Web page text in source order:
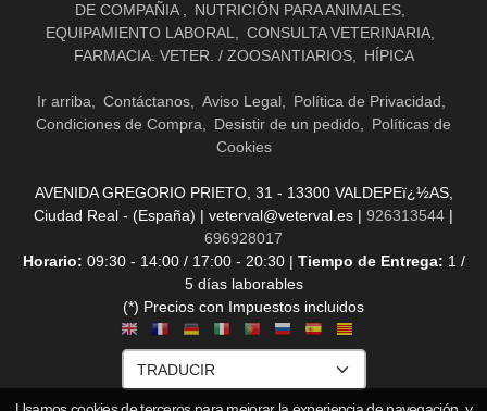
DE COMPAÑIA
NUTRICIÓN PARA ANIMALES
EQUIPAMIENTO LABORAL
CONSULTA VETERINARIA
FARMACIA. VETER. / ZOOSANTIARIOS
HÍPICA
Ir arriba Contáctanos Aviso Legal
Política de Privacidad
Condiciones de Compra
Desistir de un pedido
Políticas de
Cookies
AVENIDA GREGORIO PRIETO, 31 - 13300 VALDEPEï¿½AS,
Ciudad Real - (España) | veterval@veterval.es | 926313544 |
696928017
Horario: 09:30 - 14:00 / 17:00 - 20:30 | Tiempo de Entrega: 1 /
5 días laborables
(*) Precios con Impuestos incluidos